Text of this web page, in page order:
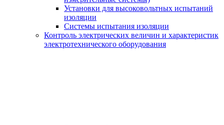
Установки для высоковольтных испытаний
изоляции
Системы испытания изоляции
Контроль электрических величин и характеристик
электротехнического оборудования